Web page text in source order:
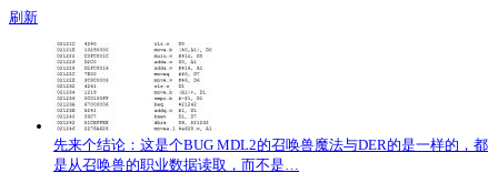
刷新
先来个结论：这是个BUG MDL2的召唤兽魔法与DER的是一样的，都
是从召唤兽的职业数据读取，而不是…